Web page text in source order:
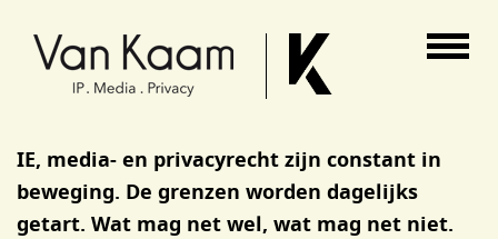
IE, media- en privacyrecht zijn constant in
beweging. De grenzen worden dagelijks
getart. Wat mag net wel, wat mag net niet.